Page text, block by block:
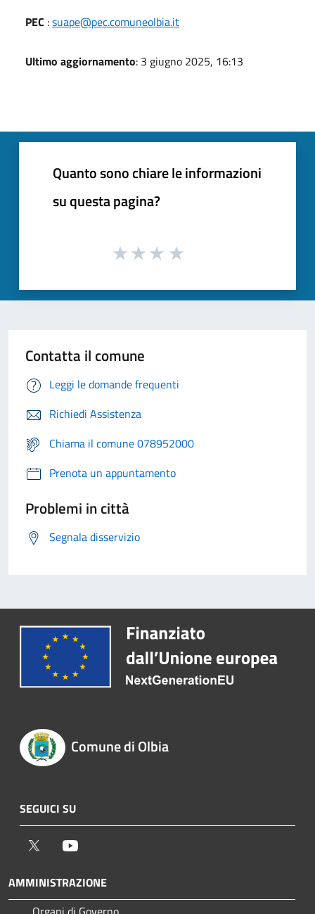
PEC :suape@pec.comuneolbia.it
Ultimo aggiornamento: 3 giugno 2025, 16:13
Quanto sono chiare le informazioni
su questa pagina?
Contatta il comune
Leggi le domande frequenti
Richiedi Assistenza
Chiama il comune 078952000
Prenota un appuntamento
Problemi in città
Segnala disservizio
Comune di Olbia
SEGUICI SU
Twitter
AMMINISTRAZIONE